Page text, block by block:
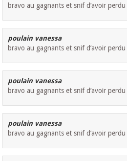
bravo au gagnants et snif d’avoir perdu
poulain vanessa
bravo au gagnants et snif d’avoir perdu
poulain vanessa
bravo au gagnants et snif d’avoir perdu
poulain vanessa
bravo au gagnants et snif d’avoir perdu